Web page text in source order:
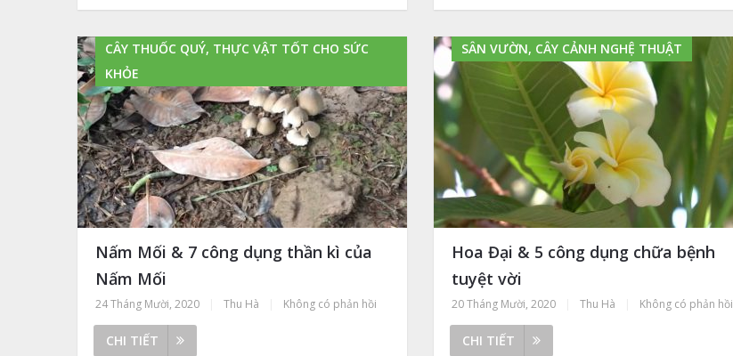
CÂY THUỐC QUÝ, THỰC VẬT TỐT CHO SỨC
KHỎE
Nấm Mối & 7 công dụng thần kì của
Nấm Mối
24 Tháng Mười, 2020 Thu Hà Không có phản hồi
CHI TIẾT
SÂN VƯỜN, CÂY CẢNH NGHỆ THUẬT
Hoa Đại & 5 công dụng chữa bệnh
tuyệt vời
20 Tháng Mười, 2020 Thu Hà Không có phản hồi
CHI TIẾT